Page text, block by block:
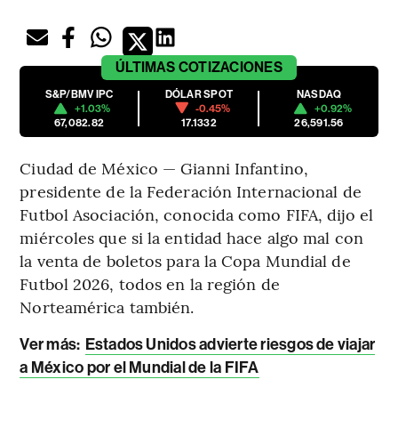
ÚLTIMAS COTIZACIONES
S&P/BMV IPC
+1.03%
67,082.82
DÓLAR SPOT
-0.45%
17.1332
NASDAQ
+0.92%
26,591.56
Ciudad de México — Gianni Infantino,
presidente de la Federación Internacional de
Futbol Asociación, conocida como FIFA, dijo el
miércoles que si la entidad hace algo mal con
la venta de boletos para la Copa Mundial de
Futbol 2026, todos en la región de
Norteamérica también.
Ver más: Estados Unidos advierte riesgos de viajar
a México por el Mundial de la FIFA